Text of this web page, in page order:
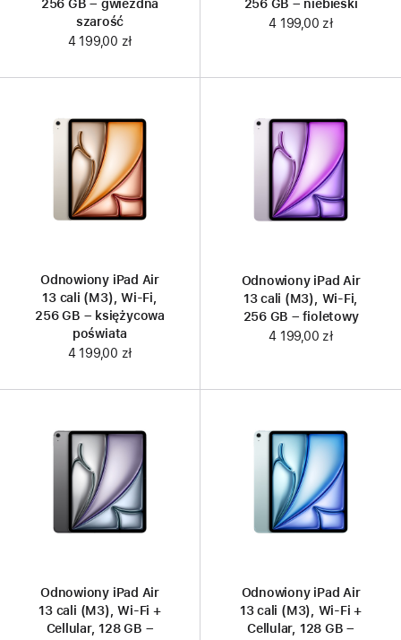
256 GB – gwiezdna
szarość
4 199,00 zł
256 GB – niebieski
4 199,00 zł
Odnowiony iPad Air
13 cali (M3), Wi-Fi,
256 GB – księżycowa
poświata
4 199,00 zł
Odnowiony iPad Air
13 cali (M3), Wi-Fi,
256 GB – fioletowy
4 199,00 zł
Odnowiony iPad Air
13 cali (M3), Wi‑Fi +
Cellular, 128 GB –
Odnowiony iPad Air
13 cali (M3), Wi‑Fi +
Cellular, 128 GB –